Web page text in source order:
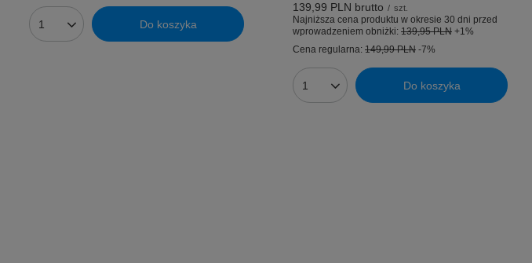
Ilość produktów Do koszyka
139,99 PLN brutto / szt.
Najniższa cena produktu w okresie 30 dni przed
wprowadzeniem obniżki: 139,95 PLN +1%
Cena regularna: 149,99 PLN -7%
Ilość produktów Do koszyka